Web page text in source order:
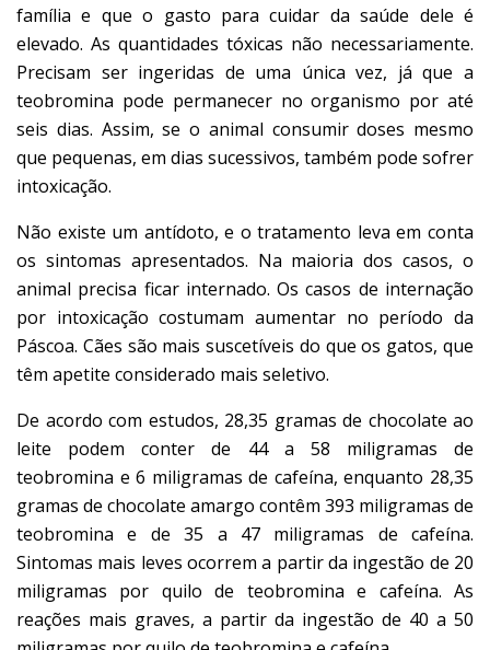
família e que o gasto para cuidar da saúde dele é
elevado. As quantidades tóxicas não necessariamente.
Precisam ser ingeridas de uma única vez, já que a
teobromina pode permanecer no organismo por até
seis dias. Assim, se o animal consumir doses mesmo
que pequenas, em dias sucessivos, também pode sofrer
intoxicação.
Não existe um antídoto, e o tratamento leva em conta
os sintomas apresentados. Na maioria dos casos, o
animal precisa ficar internado.Os casos de internação
por intoxicação costumam aumentar no período da
Páscoa. Cães são mais suscetíveis do que os gatos, que
têm apetite considerado mais seletivo.
De acordo com estudos, 28,35 gramas de chocolate ao
leite podem conter de 44 a 58 miligramas de
teobromina e 6 miligramas de cafeína, enquanto 28,35
gramas de chocolate amargo contêm 393 miligramas de
teobromina e de 35 a 47 miligramas de cafeína.
Sintomas mais leves ocorrem a partir da ingestão de 20
miligramas por quilo de teobromina e cafeína. As
reações mais graves, a partir da ingestão de 40 a 50